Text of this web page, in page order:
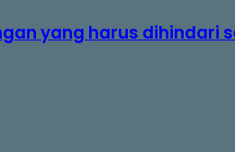
yang harus dihindari